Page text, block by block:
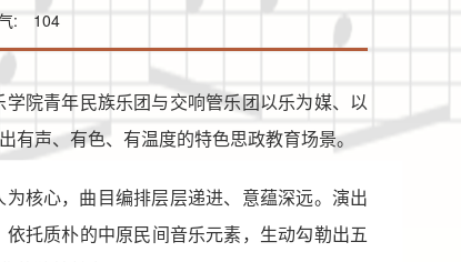
: 104
院青年民族乐团与交响管乐团以乐为媒、以
声、有色、有温度的特色思政教育场景。
核心，曲目编排层层递进、意蕴深远。演出
托质朴的中原民间音乐元素，生动勾勒出五